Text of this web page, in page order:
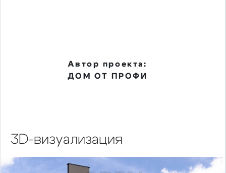
Автор проекта:
ДОМ ОТ ПРОФИ
3D-визуализация